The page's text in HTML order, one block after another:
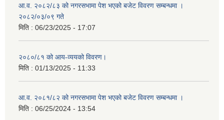
आ.व. २०८२/८३ को नगरसभामा पेश भएको बजेट विवरण सम्बन्धमा ।
२०८२/०३/०९ गते
मिति : 06/23/2025 - 17:07
२०८०/८१ को आय-व्ययको विवरण।
मिति : 01/13/2025 - 11:33
आ.व. २०८१/८२ को नगरसभामा पेश भएको बजेट विवरण सम्बन्धमा ।
मिति : 06/25/2024 - 13:54